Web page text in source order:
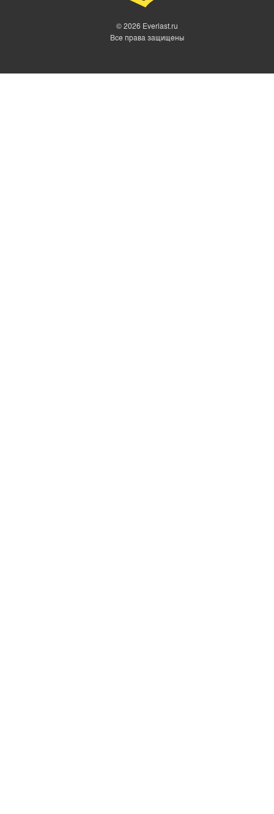
© 2026 Everlast.ru
Все права защищены